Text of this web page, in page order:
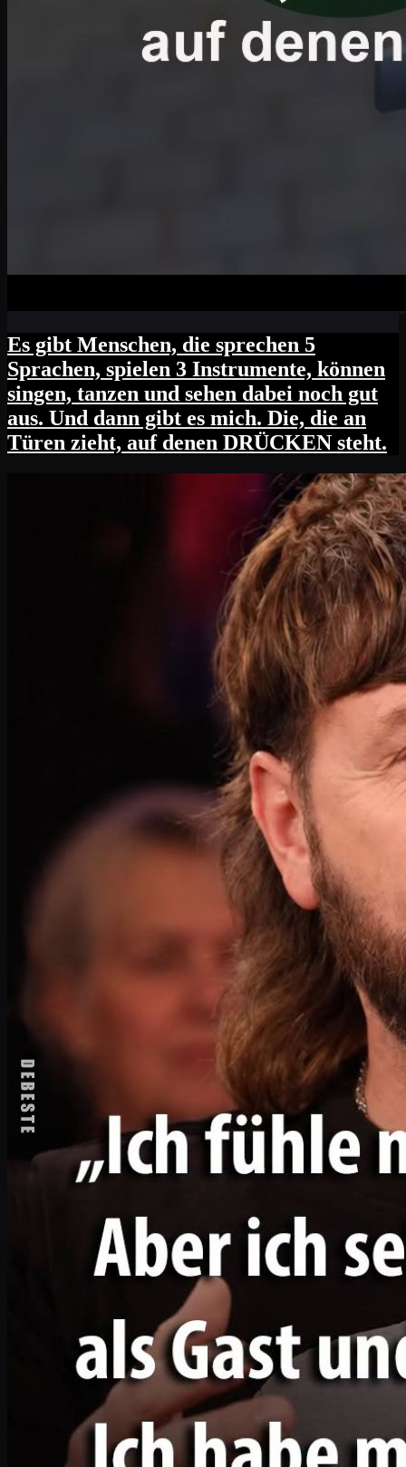
Es gibt Menschen, die sprechen 5
Sprachen, spielen 3 Instrumente, können
singen, tanzen und sehen dabei noch gut
aus. Und dann gibt es mich. Die, die an
Türen zieht, auf denen DRÜCKEN steht.